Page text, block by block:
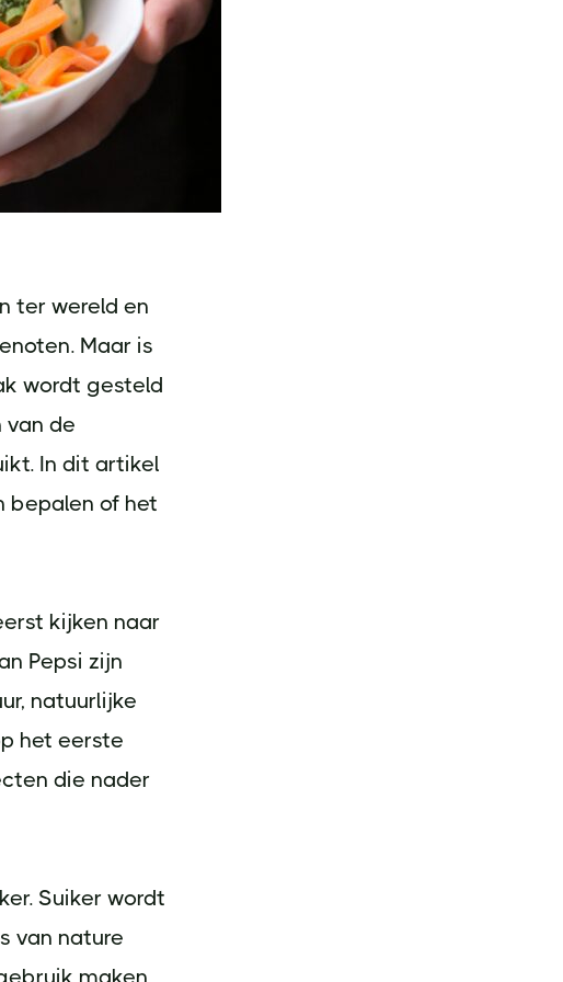
ter wereld en
Maar is
wordt gesteld
van de
In dit artikel
bepalen of het
kijken naar
Pepsi zijn
natuurlijke
het eerste
die nader
Suiker wordt
van nature